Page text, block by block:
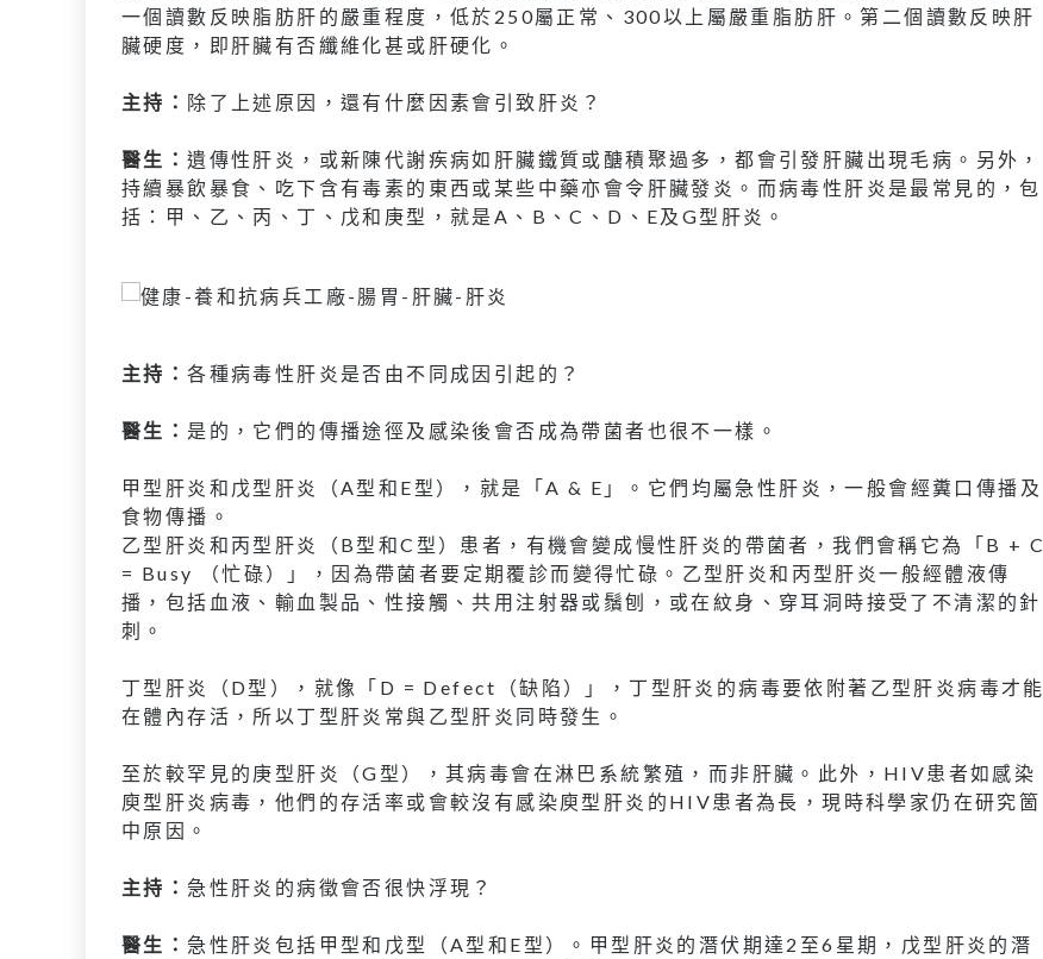
一個讀數反映脂肪肝的嚴重程度，低於250屬正常、300以上屬嚴重脂肪肝。第二個讀數反映肝
臟硬度，即肝臟有否纖維化甚或肝硬化。
主持： 除了上述原因，還有什麼因素會引致肝炎？
醫生：遺傳性肝炎，或新陳代謝疾病如肝臟鐵質或醣積聚過多，都會引發肝臟出現毛病。另外，
持續暴飲暴食、吃下含有毒素的東西或某些中藥亦會令肝臟發炎。而病毒性肝炎是最常見的，包
括：甲、乙、丙、丁、戊和庚型，就是A、B、C、D、E及G型肝炎。
主持：各種病毒性肝炎是否由不同成因引起的？
醫生： 是的，它們的傳播途徑及感染後會否成為帶菌者也很不一樣。
甲型肝炎和戊型肝炎（A型和E型），就是「A & E」。它們均屬急性肝炎，一般會經糞口傳播及
食物傳播。
乙型肝炎和丙型肝炎（B型和C型）患者，有機會變成慢性肝炎的帶菌者，我們會稱它為「B + C
= Busy （忙碌）」，因為帶菌者要定期覆診而變得忙碌。乙型肝炎和丙型肝炎一般經體液傳
播，包括血液、輸血製品、性接觸、共用注射器或鬚刨，或在紋身、穿耳洞時接受了不清潔的針
刺。
丁型肝炎（D型），就像「D = Defect（缺陷）」，丁型肝炎的病毒要依附著乙型肝炎病毒才能
在體內存活，所以丁型肝炎常與乙型肝炎同時發生。
至於較罕見的庚型肝炎（G型），其病毒會在淋巴系統繁殖，而非肝臟。此外，HIV患者如感染
庾型肝炎病毒，他們的存活率或會較沒有感染庾型肝炎的HIV患者為長，現時科學家仍在研究箇
中原因。
主持：急性肝炎的病徵會否很快浮現？
醫生：急性肝炎包括甲型和戊型（A型和E型）。甲型肝炎的潛伏期達2至6星期，戊型肝炎的潛